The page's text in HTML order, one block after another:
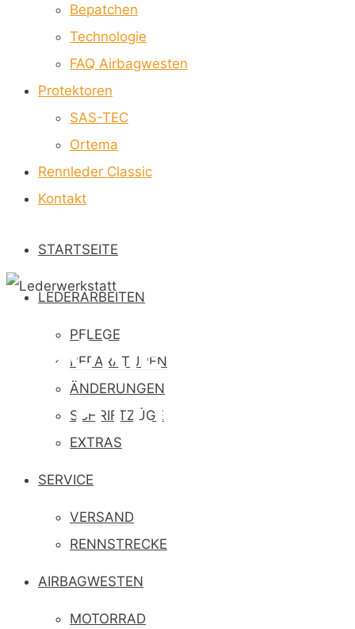
Bepatchen
Technologie
FAQ Airbagwesten
Protektoren
SAS-TEC
Ortema
Rennleder Classic
Kontakt
STARTSEITE
LEDERARBEITEN
PFLEGE
REPARATUREN
ÄNDERUNGEN
SCHRIFTZÜGE
EXTRAS
SERVICE
VERSAND
RENNSTRECKE
AIRBAGWESTEN
MOTORRAD
COOKIE-
RICHTLINIE (EU)